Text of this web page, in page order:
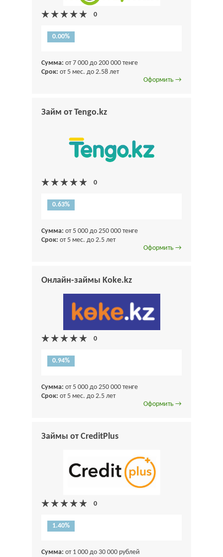
0.00%
Сумма: от 7 000 до 200 000 тенге
Срок: от 5 мес. до 2.58 лет
Оформить →
Займ от Tengo.kz
0.63%
Сумма: от 5 000 до 250 000 тенге
Срок: от 5 мес. до 2.5 лет
Оформить →
Онлайн-займы Koke.kz
0.94%
Сумма: от 5 000 до 250 000 тенге
Срок: от 5 мес. до 2.5 лет
Оформить →
Займы от CreditPlus
1.40%
Сумма: от 1 000 до 30 000 рублей